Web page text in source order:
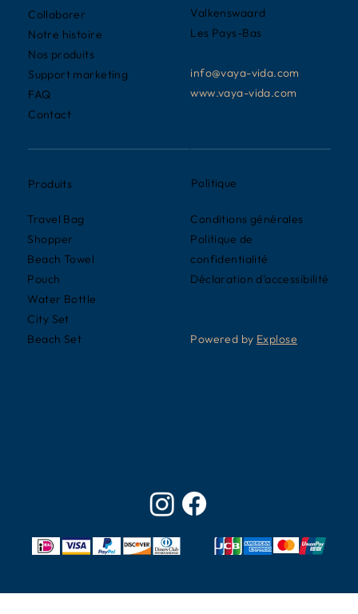
Valkenswaard
Les Pays-Bas
info@vaya-vida.com
www.vaya-vida.com
Collaborer
Notre histoire
Nos produits
Support marketing
FAQ
Contact
Produits
Travel Bag
Shopper
Beach Towel
Pouch
Water Bottle
City Set
Beach Set
Politique
Conditions générales
Politique de
confidentialité
Déclaration d'accessibilité
Powered by Explose